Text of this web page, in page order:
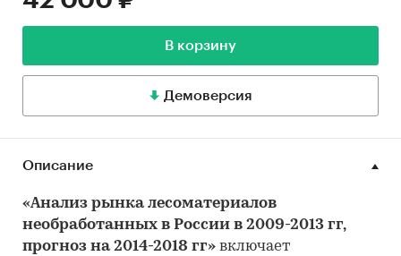
В корзину
Демоверсия
Описание
«Анализ рынка лесоматериалов
необработанных в России в 2009-2013 гг,
прогноз на 2014-2018 гг» включает